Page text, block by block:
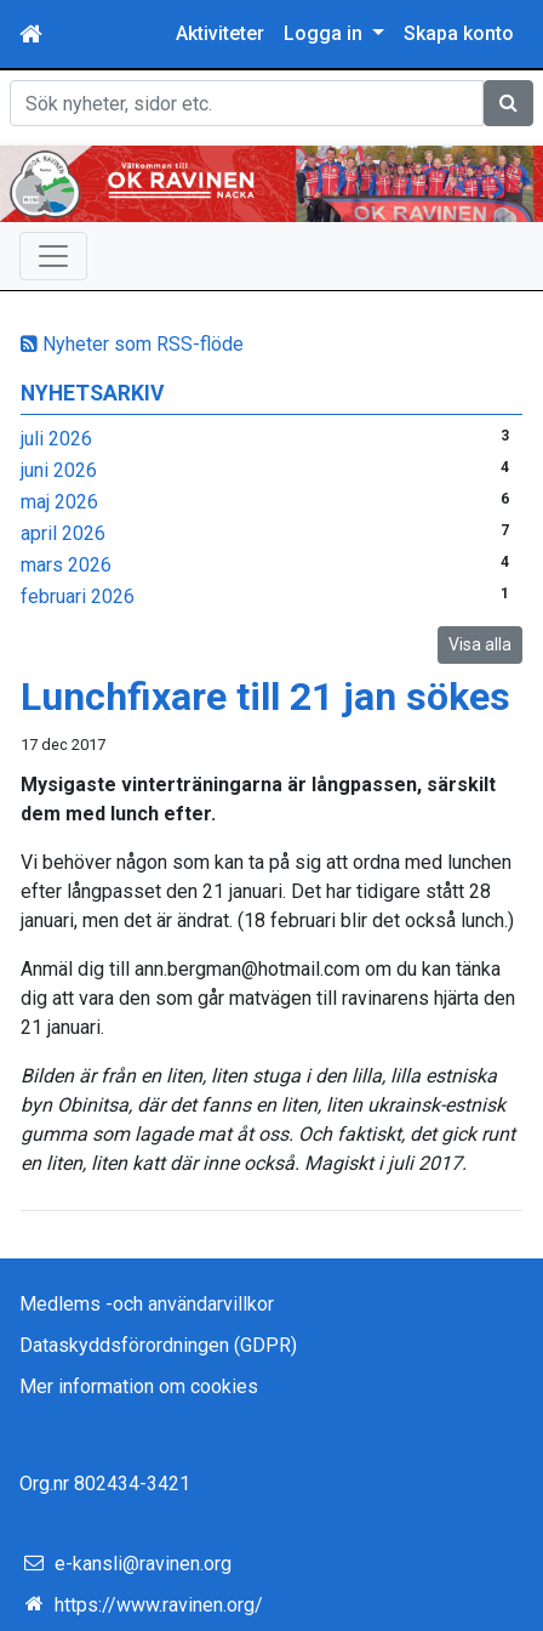
Aktiviteter Logga in Skapa konto
Sök
Nyheter som RSS-flöde
NYHETSARKIV
juli 2026 3
juni 2026 4
maj 2026 6
april 2026 7
mars 2026 4
februari 2026 1
Visa alla
Lunchfixare till 21 jan sökes
17 dec 2017
Mysigaste vinterträningarna är långpassen, särskilt
dem med lunch efter.
Vi behöver någon som kan ta på sig att ordna med lunchen
efter långpasset den 21 januari. Det har tidigare stått 28
januari, men det är ändrat. (18 februari blir det också lunch.)
Anmäl dig till ann.bergman@hotmail.com om du kan tänka
dig att vara den som går matvägen till ravinarens hjärta den
21 januari.
Bilden är från en liten, liten stuga i den lilla, lilla estniska
byn Obinitsa, där det fanns en liten, liten ukrainsk-estnisk
gumma som lagade mat åt oss. Och faktiskt, det gick runt
en liten, liten katt där inne också. Magiskt i juli 2017.
Medlems -och användarvillkor
Dataskyddsförordningen (GDPR)
Mer information om cookies
Org.nr 802434-3421
e-kansli@ravinen.org
https://www.ravinen.org/